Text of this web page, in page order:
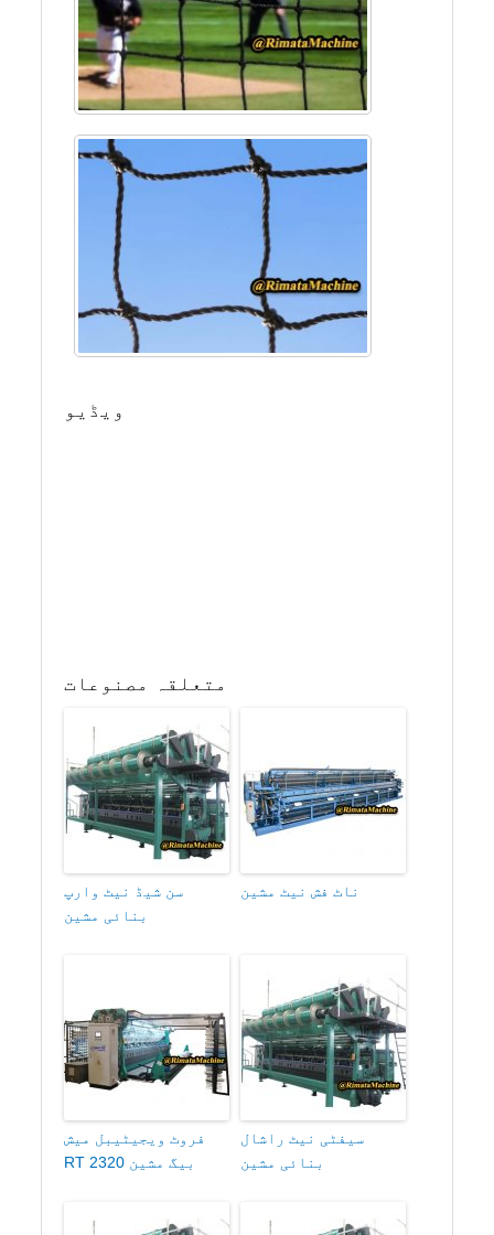
ویڈیو
متعلقہ مصنوعات
ناٹ فش نیٹ مشین
سن شیڈ نیٹ وارپ
بنائی مشین
سیفٹی نیٹ راشال
بنائی مشین
فروٹ ویجیٹیبل میش
بیگ مشین RT 2320